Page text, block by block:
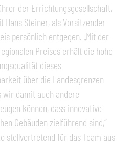
der Errichtungsgesellschaft,
Hans Steiner, als Vorsitzender
persönlich entgegen. „Mit der
Preises erhält die hohe
dieses
über die Landesgrenzen
wir damit auch andere
können, dass innovative
Gebäuden zielführend sind,“
stellvertretend für das Team aus